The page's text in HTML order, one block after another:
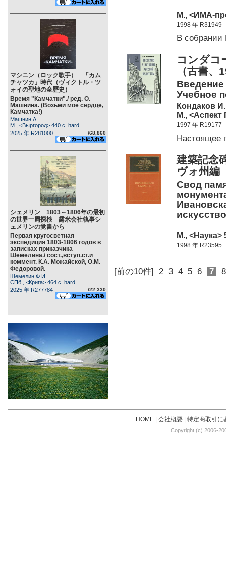
マシニン（ロック歌手） 「カム
チャツカ」時代（ヴィクトル・ツ
ォイの聖地の全歴史）
Время "Камчатки"./ ред. О.
Машнина. (Возьми мое сердце,
Камчатка!)
Машнин А.
М., <Выргород> 440 c. hard
2025 年 R281000
\68,860
シェメリン 1803～1806年の最初
の世界一周探検 露米会社執事シ
ェメリンの覚書から
Первая кругосветная
экспедиция 1803-1806 годов в
записках приказчика
Шемелина./ сост.,вступ.ст.и
коммент. К.А. Можайской, О.М.
Федоровой.
Шемелин Ф.И.
СПб., <Крига> 464 c. hard
2025 年 R277784
\22,330
М., <ИМА-
1998 年 R31949
В собрании
コンダ
（古書、
Учебное
Кондаков
М., <Аспект
1997 年 R19177
Настоящее
建築記念
ヴォ州
Свод
М., <Наука>
1998 年 R23595
[前の10件] 2 3 4 5 6 7 8
HOME| 会社概要| 特定商取引に
Copyright (c) 2006-